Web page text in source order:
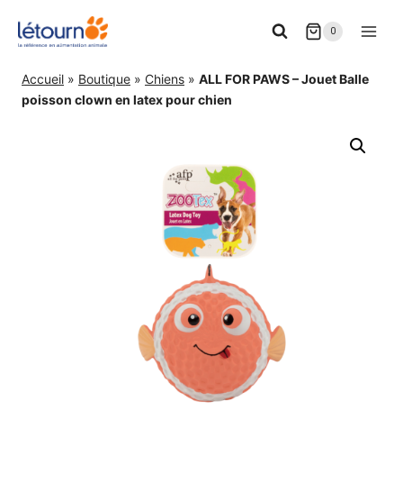
0
Accueil » Boutique » Chiens » ALL FOR PAWS – Jouet Balle
poisson clown en latex pour chien